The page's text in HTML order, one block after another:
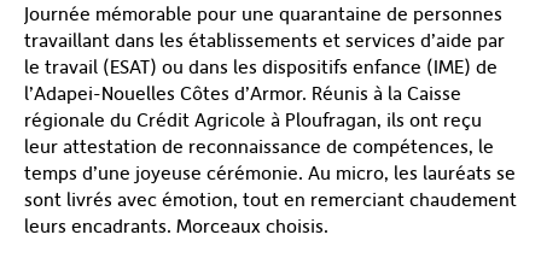
Journée mémorable pour une quarantaine de personnes
travaillant dans les établissements et services d’aide par
le travail (ESAT) ou dans les dispositifs enfance (IME) de
l’Adapei-Nouelles Côtes d’Armor. Réunis à la Caisse
régionale du Crédit Agricole à Ploufragan, ils ont reçu
leur attestation de reconnaissance de compétences, le
temps d’une joyeuse cérémonie. Au micro, les lauréats se
sont livrés avec émotion, tout en remerciant chaudement
leurs encadrants. Morceaux choisis.